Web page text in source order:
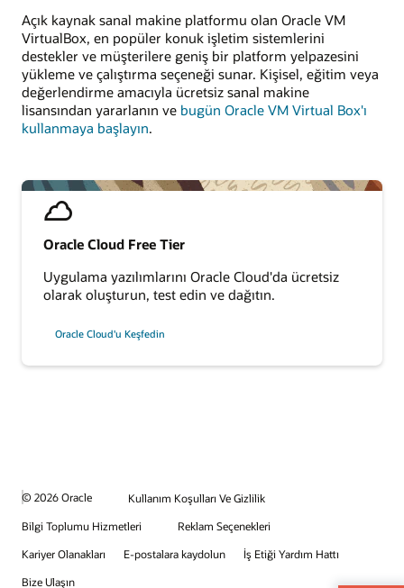
Oracle Cloud Free Tier
Uygulama yazılımlarını Oracle Cloud'da ücretsiz
olarak oluşturun, test edin ve dağıtın.
Oracle Cloud'u Keşfedin
Açık kaynak sanal makine platformu olan Oracle VM
VirtualBox, en popüler konuk işletim sistemlerini
destekler ve müşterilere geniş bir platform yelpazesini
yükleme ve çalıştırma seçeneği sunar. Kişisel, eğitim veya
değerlendirme amacıyla ücretsiz sanal makine
lisansından yararlanın ve bugün Oracle VM Virtual Box'ı
kullanmaya başlayın.
© 2026 Oracle
Kullanım Koşulları Ve Gizlilik
Bilgi Toplumu Hizmetleri
Reklam Seçenekleri
Kariyer Olanakları
E-postalara kaydolun
İş Etiği Yardım Hattı
Bize Ulaşın